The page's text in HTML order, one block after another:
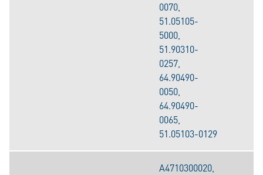
0070,
51.05105-
5000,
51.90310-
0257,
64.90490-
0050,
64.90490-
0065,
51.05103-0129
A4710300020,